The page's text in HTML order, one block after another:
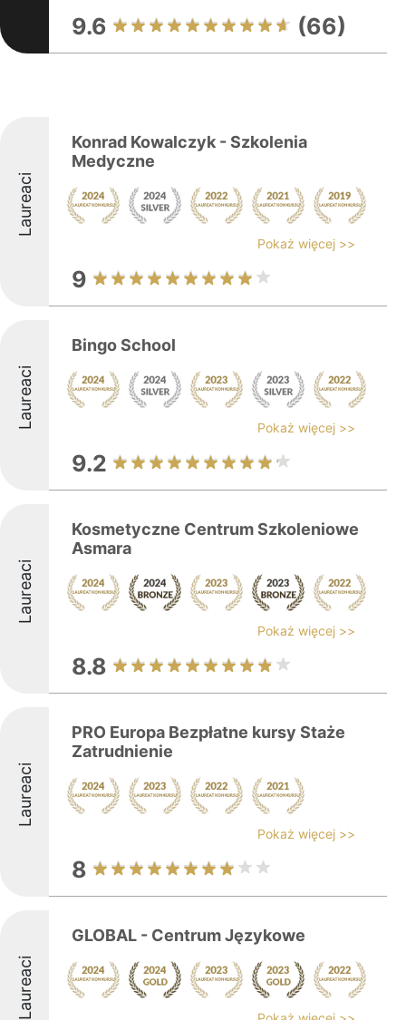
9.6 (66)
Laureaci
Konrad Kowalczyk - Szkolenia
Medyczne
Pokaż więcej >>
9
Laureaci
Bingo School
Pokaż więcej >>
9.2
Laureaci
Kosmetyczne Centrum Szkoleniowe
Asmara
Pokaż więcej >>
8.8
Laureaci
PRO Europa Bezpłatne kursy Staże
Zatrudnienie
Pokaż więcej >>
8
Laureaci
GLOBAL - Centrum Językowe